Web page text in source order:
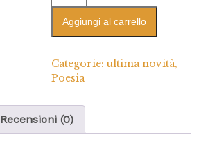
Aggiungi al carrello
Categorie:ultima novità,
Poesia
Recensioni (0)